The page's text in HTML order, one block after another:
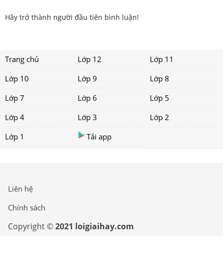
Hãy trở thành người đầu tiên bình luận!
Trang chủ Lớp 12
Lớp 11
Lớp 10
Lớp 9
Lớp 8
Lớp 7
Lớp 6
Lớp 5
Lớp 4
Lớp 3
Lớp 2
Lớp 1
Tải app
Liên hệ
Chính sách
Copyright ©2021 loigiaihay.com